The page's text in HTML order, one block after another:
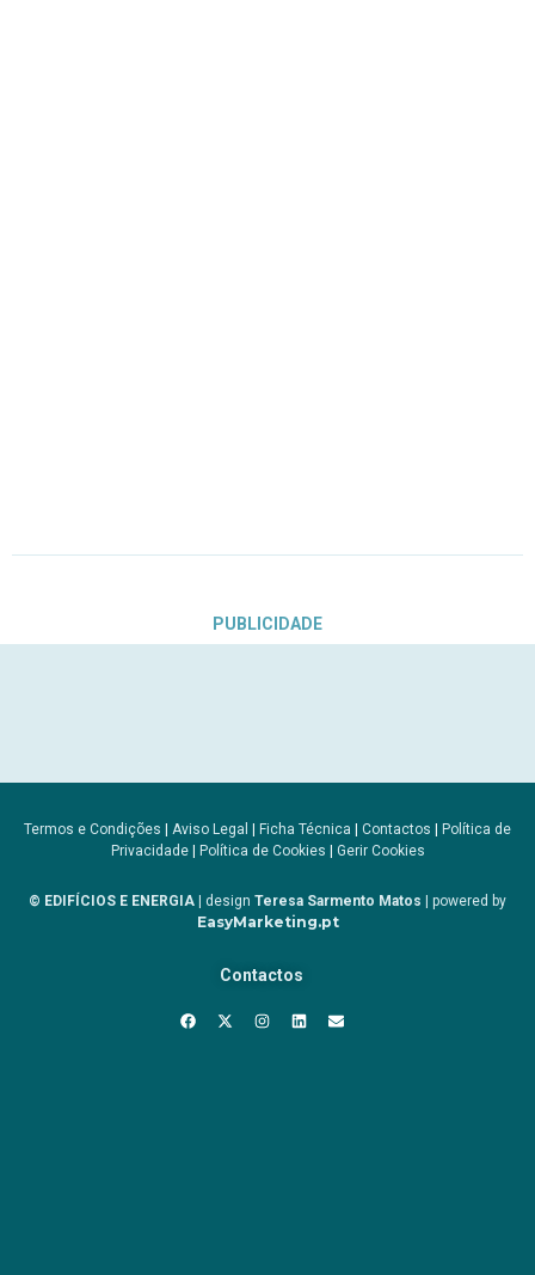
PUBLICIDADE
Termos e Condições | Aviso Legal | Ficha Técnica | Contactos | Política de
Privacidade| Política de Cookies | Gerir Cookies
© EDIFÍCIOS E ENERGIA | design Teresa Sarmento Matos | powered by
EasyMarketing.pt
Contactos